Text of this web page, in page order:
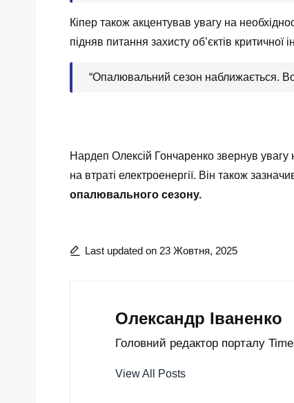
Кіпер також акцентував увагу на
підняв питання захисту об’єктів критичної
“Опалювальний сезон наближається.
Нардеп Олексій Гончаренко звернув
на втраті електроенергії. Він також
опалювального сезону.
Last updated on 23 Жовтня, 2025
Олександр Іваненко
Головний редактор порталу
View All Posts